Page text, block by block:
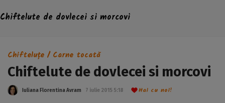
Chiftelute de dovlecei si morcovi
Chifteluțe / Carne tocată
Chiftelute de dovlecei si morcovi
Iuliana Florentina Avram 7 iulie 2015 5:18 Hai cu noi!